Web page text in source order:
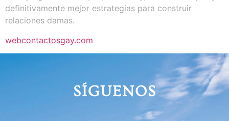
definitivamente mejor estrategias para construir
relaciones damas.
webcontactosgay.com
SÍGUENOS